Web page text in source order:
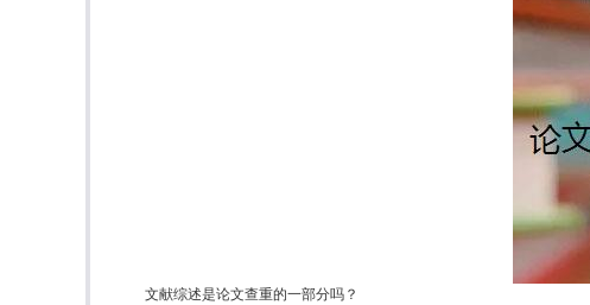
文献综述是论文查重的一部分吗？